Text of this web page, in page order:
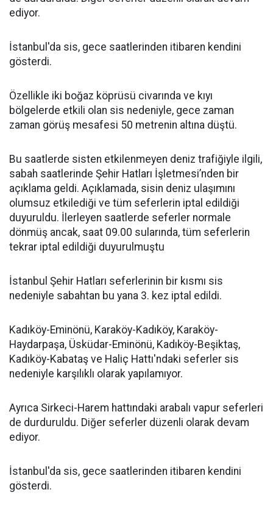
ediyor.
İstanbul'da sis, gece saatlerinden itibaren kendini
gösterdi.
Özellikle iki boğaz köprüsü civarında ve kıyı
bölgelerde etkili olan sis nedeniyle, gece zaman
zaman görüş mesafesi 50 metrenin altına düştü.
Bu saatlerde sisten etkilenmeyen deniz trafiğiyle ilgili,
sabah saatlerinde Şehir Hatları İşletmesi’nden bir
açıklama geldi. Açıklamada, sisin deniz ulaşımını
olumsuz etkilediği ve tüm seferlerin iptal edildiği
duyuruldu. İlerleyen saatlerde seferler normale
dönmüş ancak, saat 09.00 sularında, tüm seferlerin
tekrar iptal edildiği duyurulmuştu
İstanbul Şehir Hatları seferlerinin bir kısmı sis
nedeniyle sabahtan bu yana 3. kez iptal edildi.
Kadıköy-Eminönü, Karaköy-Kadıköy, Karaköy-
Haydarpaşa, Üsküdar-Eminönü, Kadıköy-Beşiktaş,
Kadıköy-Kabataş ve Haliç Hattı'ndaki seferler sis
nedeniyle karşılıklı olarak yapılamıyor.
Ayrıca Sirkeci-Harem hattındaki arabalı vapur seferleri
de durduruldu. Diğer seferler düzenli olarak devam
ediyor.
İstanbul'da sis, gece saatlerinden itibaren kendini
gösterdi.